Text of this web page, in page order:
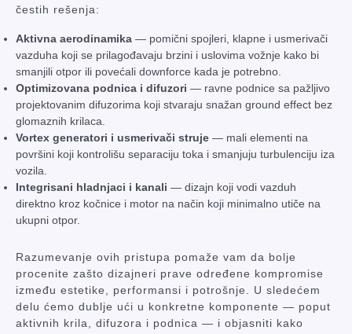
čestih rešenja:
Aktivna aerodinamika — pomični spojleri, klapne i usmerivači
vazduha koji se prilagođavaju brzini i uslovima vožnje kako bi
smanjili otpor ili povećali downforce kada je potrebno.
Optimizovana podnica i difuzori — ravne podnice sa pažljivo
projektovanim difuzorima koji stvaraju snažan ground effect bez
glomaznih krilaca.
Vortex generatori i usmerivači struje — mali elementi na
površini koji kontrolišu separaciju toka i smanjuju turbulenciju iza
vozila.
Integrisani hladnjaci i kanali — dizajn koji vodi vazduh
direktno kroz kočnice i motor na način koji minimalno utiče na
ukupni otpor.
Razumevanje ovih pristupa pomaže vam da bolje
procenite zašto dizajneri prave određene kompromise
između estetike, performansi i potrošnje. U sledećem
delu ćemo dublje ući u konkretne komponente — poput
aktivnih krila, difuzora i podnica — i objasniti kako